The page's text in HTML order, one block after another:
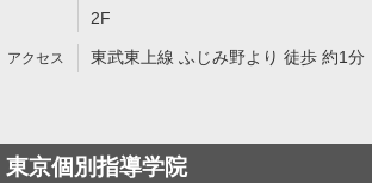
2F
東武東上線 ふじみ野より 徒歩 約1分
東京個別指導学院